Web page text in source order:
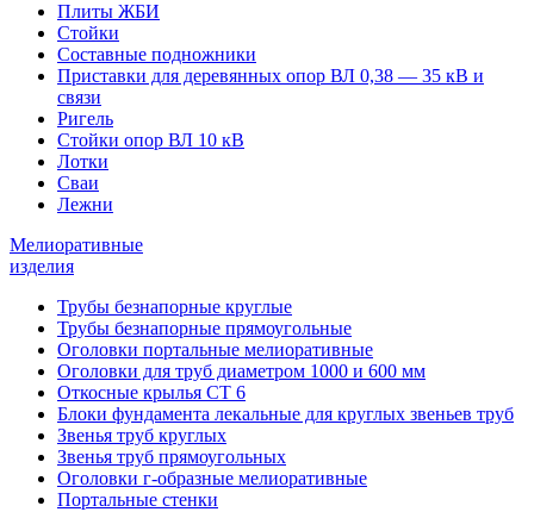
Плиты ЖБИ
Стойки
Составные подножники
Приставки для деревянных опор ВЛ 0,38 — 35 кВ и
связи
Ригель
Стойки опор ВЛ 10 кВ
Лотки
Сваи
Лежни
Мелиоративные
изделия
Трубы безнапорные круглые
Трубы безнапорные прямоугольные
Оголовки портальные мелиоративные
Оголовки для труб диаметром 1000 и 600 мм
Откосные крылья СТ 6
Блоки фундамента лекальные для круглых звеньев труб
Звенья труб круглых
Звенья труб прямоугольных
Оголовки г-образные мелиоративные
Портальные стенки